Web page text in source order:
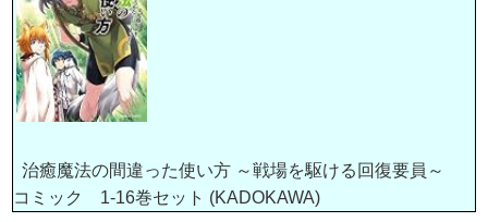
治癒魔法の間違った使い方 ～戦場を駆ける回復要員～
コミック 1-16巻セット (KADOKAWA)